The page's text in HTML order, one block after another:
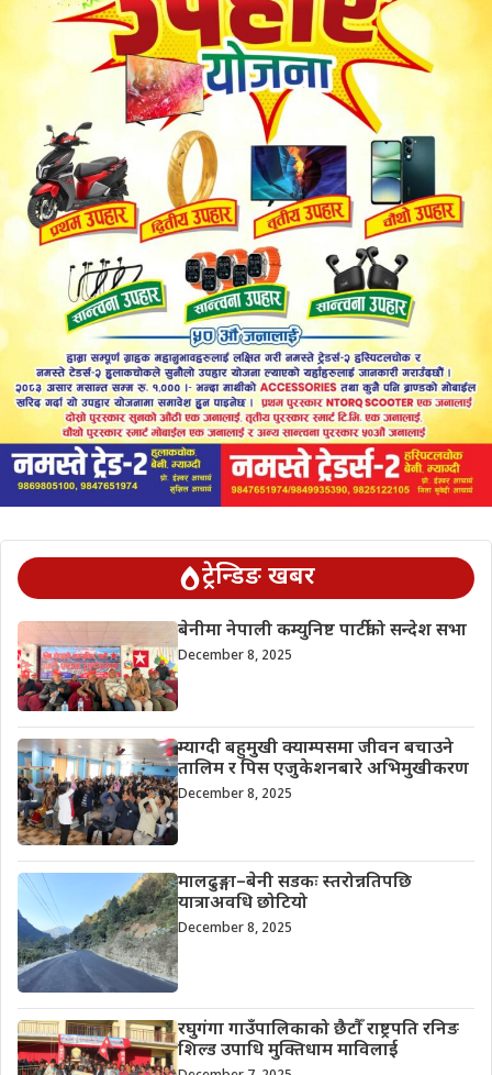
ट्रेन्डिङ खबर
बेनीमा नेपाली कम्युनिष्ट पार्टीको सन्देश सभा
December 8, 2025
म्याग्दी बहुमुखी क्याम्पसमा जीवन बचाउने
तालिम र पिस एजुकेशनबारे अभिमुखीकरण
December 8, 2025
मालढुङ्गा–बेनी सडकः स्तरोन्नतिपछि
यात्राअवधि छोटियो
December 8, 2025
रघुगंगा गाउँपालिकाको छैटौँ राष्ट्रपति रनिङ
शिल्ड उपाधि मुक्तिधाम माविलाई